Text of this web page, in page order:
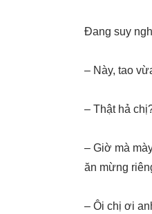
Đang suy
– Này, tao
– Thật hả
– Giờ mà
ăn mừng
– Ôi chị ơi